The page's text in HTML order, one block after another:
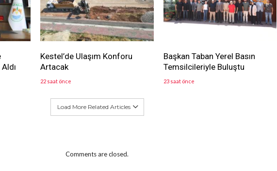
Kestel’de Ulaşım Konforu
Artacak
22 saat önce
Başkan Taban Yerel Basın
Temsilcileriyle Buluştu
23 saat önce
Load More Related Articles
Comments are closed.